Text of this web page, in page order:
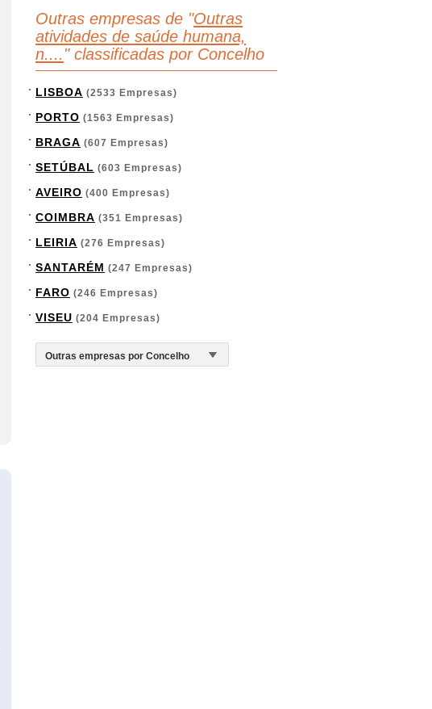
Outras empresas de "Outras
atividades de saúde humana,
n.... " classificadas por Concelho
LISBOA (2533 Empresas)
PORTO (1563 Empresas)
BRAGA (607 Empresas)
SETÚBAL (603 Empresas)
AVEIRO (400 Empresas)
COIMBRA (351 Empresas)
LEIRIA (276 Empresas)
SANTARÉM (247 Empresas)
FARO (246 Empresas)
VISEU (204 Empresas)